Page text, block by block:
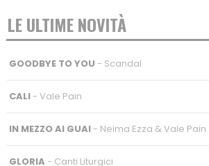
LE ULTIME NOVITÀ
GOODBYE TO YOU - Scandal
CALI- Vale Pain
IN MEZZO AI GUAI- Neima Ezza & Vale Pain
GLORIA - Canti Liturgici